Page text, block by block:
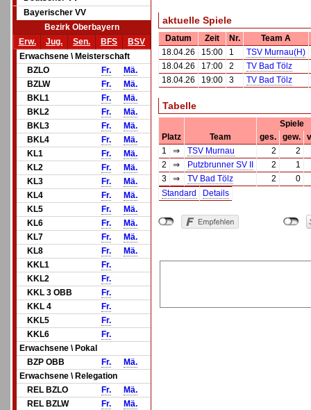
Bayerischer VV
Bezirk Oberbayern
Erw.
Jug. Sen. BFS
BSV
Erwachsene \ Meisterschaft
BZLO
Fr.
Mä.
BZLW
Fr.
Mä.
BKL1
Fr.
Mä.
BKL2
Fr.
Mä.
BKL3
Fr.
Mä.
BKL4
Fr.
Mä.
KL1
Fr.
Mä.
KL2
Fr.
Mä.
KL3
Fr.
Mä.
KL4
Fr.
Mä.
KL5
Fr.
Mä.
KL6
Fr.
Mä.
KL7
Fr.
Mä.
KL8
Fr.
Mä.
KKL1
Fr.
KKL2
Fr.
KKL 3 OBB
Fr.
KKL 4
Fr.
KKL5
Fr.
KKL6
Fr.
Erwachsene \ Pokal
BZP OBB
Fr.
Mä.
Erwachsene \ Relegation
REL BZLO
Fr.
Mä.
REL BZLW
Fr.
Mä.
aktuelle Spiele
Datum Zeit Nr.
Team A
18.04.26
15:00 1
TSV Murnau(H)
18.04.26
17:00 2
TV Bad Tölz
18.04.26
19:00 3 TV Bad Tölz
Tabelle
Spiele
Platz
Team ges. gew.
1
⇒ TSV Murnau 2
2
2
⇒ Putzbrunner SV II 2
1
3
⇒ TV Bad Tölz 2
0
Standard
Details